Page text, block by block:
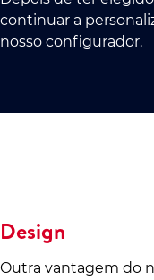
continuar a
nosso configurador.
Design
Outra vantagem do